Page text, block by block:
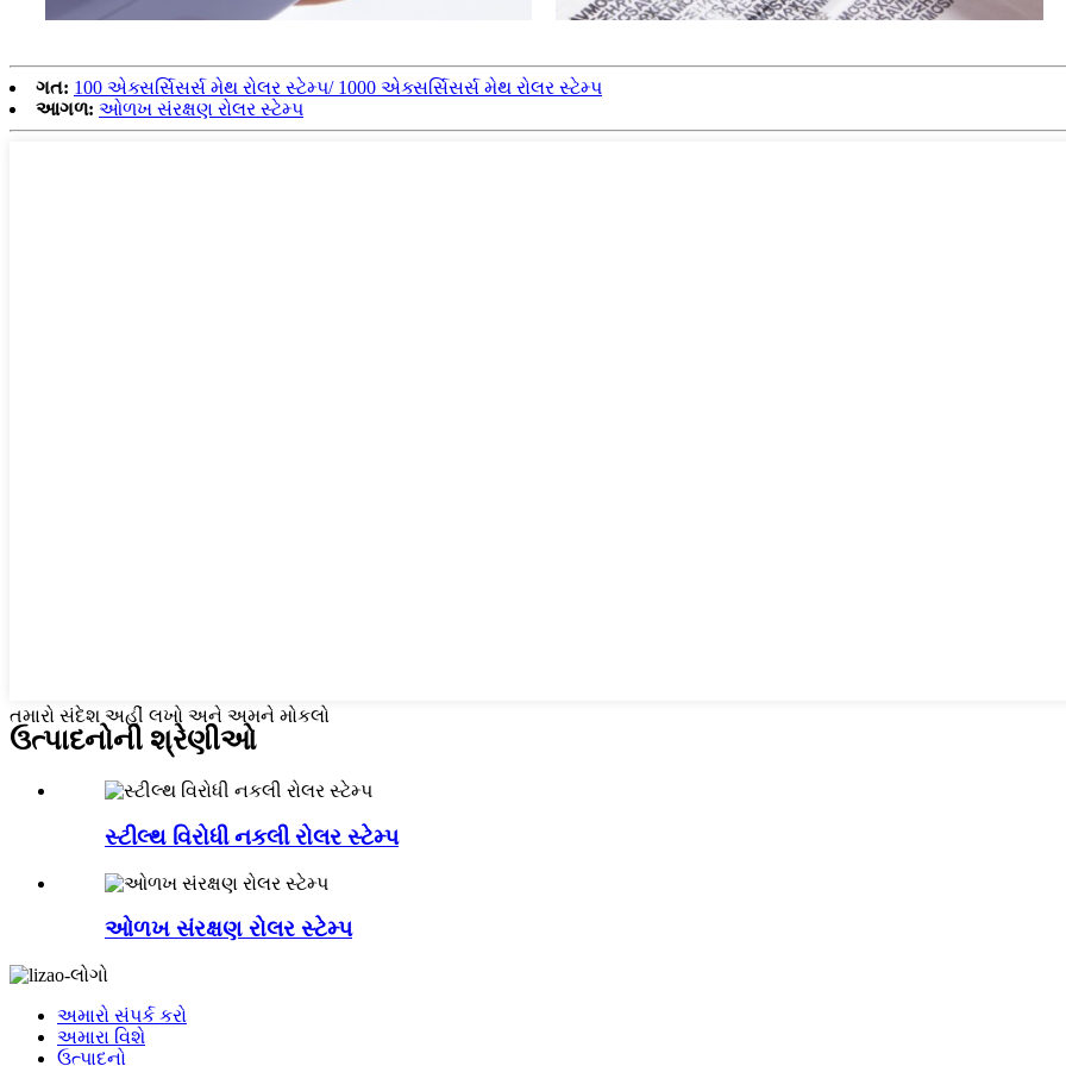
ગત: 100 એક્સર્સિસર્સ મેથ રોલર સ્ટેમ્પ/ 1000 એક્સર્સિસર્સ મેથ રોલર સ્ટેમ્પ
આગળ: ઓળખ સંરક્ષણ રોલર સ્ટેમ્પ
તમારો સંદેશ અહીં લખો અને અમને મોકલો
ઉત્પાદનોની શ્રેણીઓ
સ્ટીલ્થ વિરોધી નકલી રોલર સ્ટેમ્પ
ઓળખ સંરક્ષણ રોલર સ્ટેમ્પ
અમારો સંપર્ક કરો
અમારા વિશે
ઉત્પાદનો